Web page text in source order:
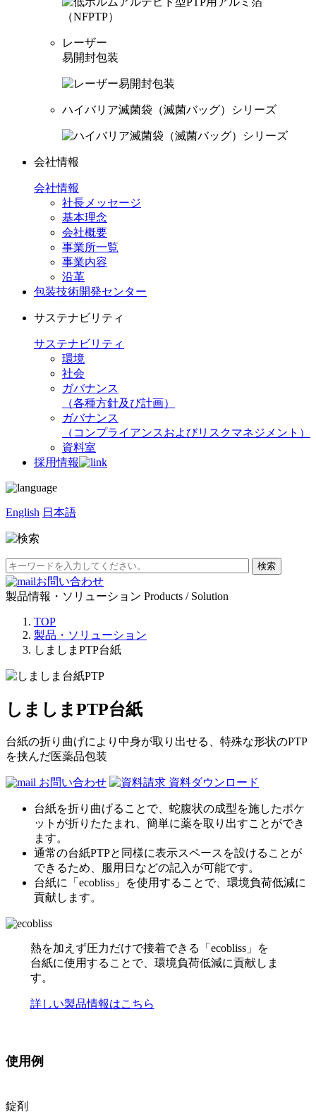
レーザー
易開封包装
ハイバリア滅菌袋（滅菌バッグ）シリーズ
会社情報
会社情報
社長メッセージ
基本理念
会社概要
事業所一覧
事業内容
沿革
包装技術開発センター
サステナビリティ
サステナビリティ
環境
社会
ガバナンス
（各種方針及び計画）
ガバナンス
（コンプライアンスおよびリスクマネジメント）
資料室
採用情報
English 日本語
お問い合わせ
製品情報・ソリューション Products / Solution
TOP
製品・ソリューション
しましまPTP台紙
しましまPTP台紙
台紙の折り曲げにより中身が取り出せる、特殊な形状のPTP
を挟んだ医薬品包装
お問い合わせ 資料ダウンロード
台紙を折り曲げることで、蛇腹状の成型を施したポケ
ットが折りたたまれ、簡単に薬を取り出すことができ
ます。
通常の台紙PTPと同様に表示スペースを設けることが
できるため、服用日などの記入が可能です。
台紙に「ecobliss」を使用することで、環境負荷低減に
貢献します。
熱を加えず圧力だけで接着できる「ecobliss」を
台紙に使用することで、環境負荷低減に貢献しま
す。
詳しい製品情報はこちら
使用例
錠剤